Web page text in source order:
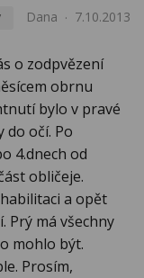
Dana 7.10.2013
o zodpvězení
obrnu
bylo v pravé
do očí. Po
4.dnech od
obličeje.
a opět
Prý má všechny
mohlo být.
Prosím,